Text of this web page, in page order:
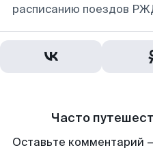
расписанию поездов
Часто
Оставьте комментарий